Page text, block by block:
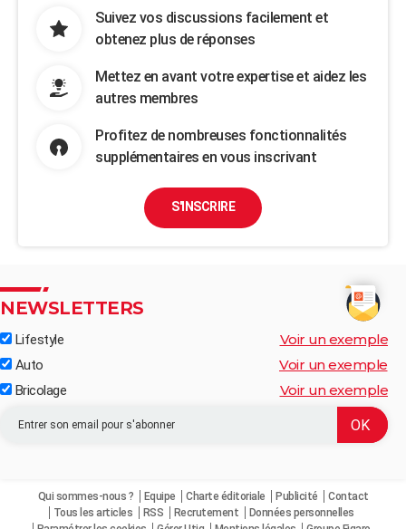
Suivez vos discussions facilement et
obtenez plus de réponses
Mettez en avant votre expertise et aidez les
autres membres
Profitez de nombreuses fonctionnalités
supplémentaires en vous inscrivant
S'INSCRIRE
NEWSLETTERS
Lifestyle Voir un exemple
Auto Voir un exemple
Bricolage Voir un exemple
Qui sommes-nous ? Equipe Charte éditoriale Publicité
Contact
Tous les articles
RSS Recrutement
Données personnelles